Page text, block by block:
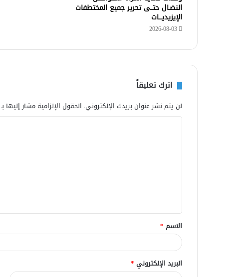
النضـال حتــى تحرير جميع المختطفات
الإيزيديـــات
2026-08-03
اترك تعليقاً
لن يتم نشر عنوان بريدك الإلكتروني. الحقول الإلزامية مشار إليها بـ
ق
*
الاسم *
البريد الإلكتروني *